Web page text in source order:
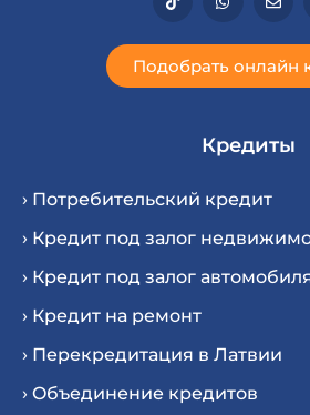
Подобрать онлайн
Кредиты
› Потребительский кредит
› Кредит под залог
› Кредит под залог
› Кредит на ремонт
› Перекредитация в Латвии
› Oбъединение кредитов